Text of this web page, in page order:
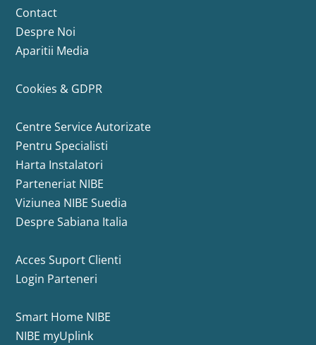
Contact
Despre Noi
Aparitii Media
Cookies & GDPR
Centre Service Autorizate
Pentru Specialisti
Harta Instalatori
Parteneriat NIBE
Viziunea NIBE Suedia
Despre Sabiana Italia
Acces Suport Clienti
Login Parteneri
Smart Home NIBE
NIBE myUplink